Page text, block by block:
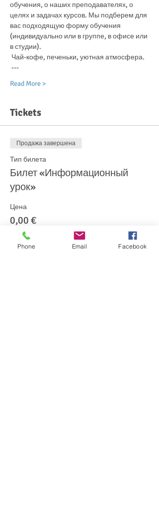
обучения, о наших преподавателях, о
целях и задачах курсов. Мы подберем для
вас подходящую форму обучения
(индивидуально или в группе, в офисе или
в студии).
Чай-кофе, печеньки, уютная атмосфера.
---
Read More >
Tickets
Продажа завершена
Тип билета
Билет «Информационный
урок»
Цена
0,00 €
Phone Email Facebook